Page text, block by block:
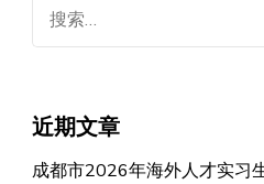
索：
近期文章
成都市2026年海外人才实习